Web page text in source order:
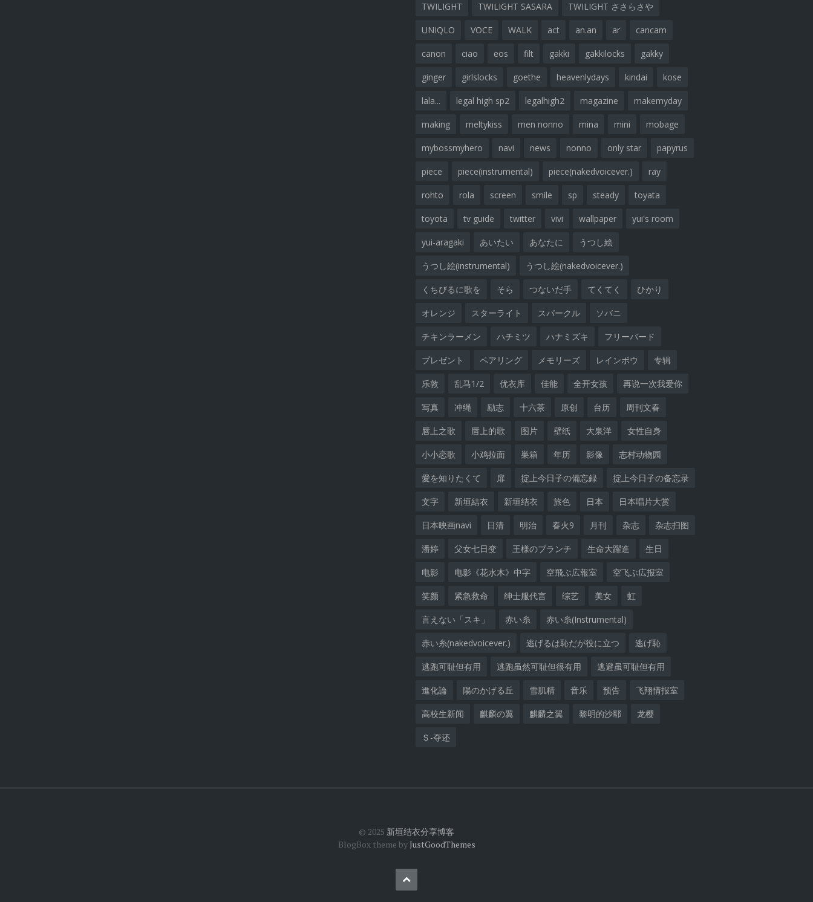
TWILIGHT TWILIGHT SASARA TWILIGHT ささらさや
UNIQLO VOCE WALK act an.an ar cancam
canon ciao eos filt gakki gakkilocks gakky
ginger girlslocks goethe heavenlydays kindai kose
lala... legal high sp2 legalhigh2 magazine makemyday
making meltykiss men nonno mina mini mobage
mybossmyhero navi news nonno only star papyrus
piece piece(instrumental) piece(nakedvoicever.) ray
rohto rola screen smile sp steady toyata
toyota tv guide twitter vivi wallpaper yui's room
yui-aragaki あいたい あなたに うつし絵
うつし絵(instrumental) うつし絵(nakedvoicever.)
くちびるに歌を そら つないだ手 てくてく ひかり
オレンジ スターライト スパークル ソバニ
チキンラーメン ハチミツ ハナミズキ フリーバード
プレゼント ペアリング メモリーズ レインボウ 专辑
乐敦 乱马1/2 优衣库 佳能 全开女孩 再说一次我爱你
写真 冲绳 励志 十六茶 原创 台历 周刊文春
唇上之歌 唇上的歌 图片 壁纸 大泉洋 女性自身
小小恋歌 小鸡拉面 巣箱 年历 影像 志村动物园
愛を知りたくて 扉 掟上今日子の備忘録 掟上今日子の备忘录
文字 新垣結衣 新垣结衣 旅色 日本 日本唱片大赏
日本映画navi 日清 明治 春火9 月刊 杂志 杂志扫图
潘婷 父女七日变 王様のブランチ 生命大躍進 生日
电影 电影《花水木》中字 空飛ぶ広報室 空飞ぶ広报室
笑颜 紧急救命 绅士服代言 综艺 美女 虹
言えない「スキ」 赤い糸 赤い糸(Instrumental)
赤い糸(nakedvoicever.) 逃げるは恥だが役に立つ 逃げ恥
逃跑可耻但有用 逃跑虽然可耻但很有用 逃避虽可耻但有用
進化論 陽のかげる丘 雪肌精 音乐 预告 飞翔情报室
高校生新闻 麒麟の翼 麒麟之翼 黎明的沙耶 龙樱
Ｓ-夺还
© 2025 新垣结衣分享博客
BlogBox theme byJustGoodThemes